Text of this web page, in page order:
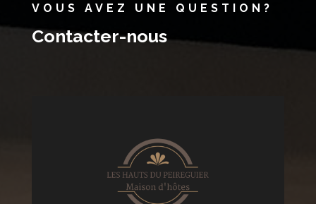
VOUS AVEZ UNE QUESTION?
Contacter-nous